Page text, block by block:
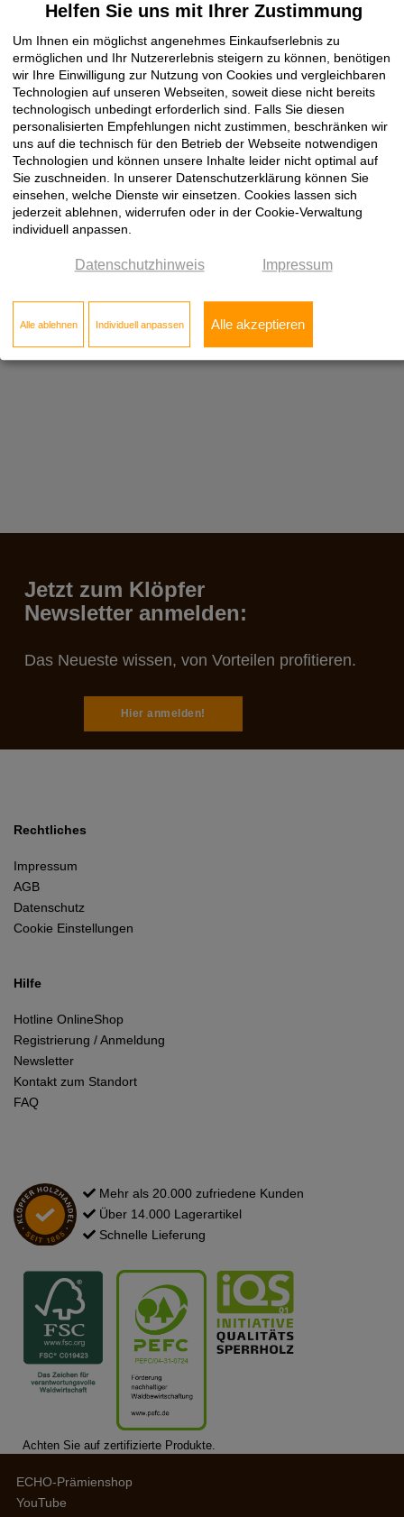
»Glenturret Distillery«für sich in Anspruch, die älteste noch
Glenturret-Führung eröffnete uns faszinierende Einblicke in die
hohe Kunst der Whisky-Herstellung. Zurück in Edinburgh ließen
wir den Tag bei einem gemütlichen Abendessen im Hotel
ausklingen.
Am Sonntagmorgenendete unsere NetzwerkHolz Whisky-Tour
mit dem Rückflug nach Deutschland. Mit in unserem
»Gepäck«: Viele schöne Eindrücke aus einem traditionsreichen
Land mit beeindruckender Kultur und herzlichen Menschen. Wir
haben eine Menge über Whisky gelernt, bei jeder Destillerie-
Besichtigung kam neues Wissen dazu. Es war eine wunderbare
Reise!
Werden auch Sie Mitglied der Klöpfer QualitätsInitiative
Mehr erfahren!
Jetzt zum Klöpfer
Newsletter anmelden:
Das Neueste wissen, von Vorteilen profitieren.
Hier anmelden!
Rechtliches
Impressum
AGB
Datenschutz
Cookie Einstellungen
Hilfe
Hotline OnlineShop
Registrierung / Anmeldung
Newsletter
Kontakt zum Standort
FAQ
Mehr als 20.000 zufriedene Kunden
Über 14.000 Lagerartikel
Schnelle Lieferung
Achten Sie auf zertifizierte Produkte.
ECHO-Prämienshop
YouTube
Helfen Sie uns mit Ihrer Zustimmung
Um Ihnen ein möglichst angenehmes Einkaufserlebnis zu
ermöglichen und Ihr Nutzererlebnis steigern zu können, benötigen
wir Ihre Einwilligung zur Nutzung von Cookies und vergleichbaren
Technologien auf unseren Webseiten, soweit diese nicht bereits
technologisch unbedingt erforderlich sind. Falls Sie diesen
personalisierten Empfehlungen nicht zustimmen, beschränken wir
uns auf die technisch für den Betrieb der Webseite notwendigen
Technologien und können unsere Inhalte leider nicht optimal auf
Sie zuschneiden. In unserer Datenschutzerklärung können Sie
einsehen, welche Dienste wir einsetzen. Cookies lassen sich
jederzeit ablehnen, widerrufen oder in der Cookie-Verwaltung
individuell anpassen.
Datenschutzhinweis Impressum
Alle ablehnen Individuell anpassen Alle akzeptieren